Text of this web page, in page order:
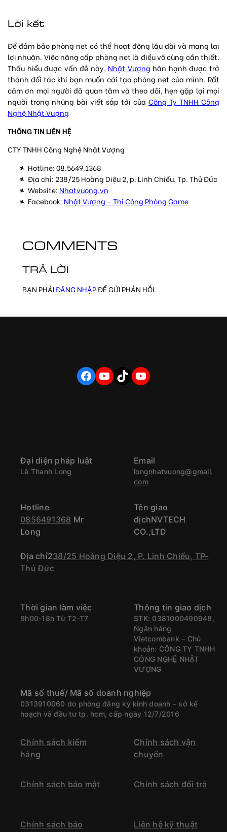
Lời kết
Để đảm bảo phòng net có thể hoạt động lâu dài và mang lại
lợi nhuận. Việc nâng cấp phòng net là điều vô cùng cần thiết.
Thấu hiểu được vấn đề này, Nhật Vượng hân hạnh được trở
thành đối tác khi bạn muốn cải tạo phòng net của mình. Rất
cảm ơn mọi người đã quan tâm và theo dõi, hẹn gặp lại mọi
người trong những bài viết sắp tới của Công Ty TNHH Công
Nghệ Nhật Vượng
THÔNG TIN LIÊN HỆ
CTY TNHH Công Nghệ Nhật Vượng
Hotline: 08.5649.1368
Địa chỉ: 238/25 Hoàng Diệu 2, p. Linh Chiểu, Tp. Thủ Đức
Website: Nhatvuong.vn
Facebook: Nhật Vượng – Thi Công Phòng Game
COMMENTS
TRẢ LỜI
BẠN PHẢIĐĂNG NHẬPĐỂ GỬI PHẢN HỒI.
FACEBOOK YOUTUBE TIKTOK YOUTUBE
Đại diện pháp luật
Lê Thanh Long
Email
longnhatvuong@gmail.
com
Hotline
0856491368 Mr
Long
Tên giao
dịchNVTECH
CO.,LTD
Địa chỉ238/25 Hoàng Diệu 2, P. Linh Chiểu, TP-
Thủ Đức
Thời gian làm việc
9h00-18h Từ T2-T7
Thông tin giao dịch
STK: 0381000490948,
Ngân hàng
Vietcombank – Chủ
khoản: CÔNG TY TNHH
CÔNG NGHỆ NHẬT
VƯỢNG
Mã số thuế/ Mã số doanh nghiệp
0313910060 do phòng đăng ký kinh doanh – sở kế
hoạch và đầu tư tp. hcm, cấp ngày 12/7/2016
Chính sách kiểm
hàng
Chính sách vận
chuyển
Chính sách bảo mật Chính sách đổi trả
Chính sách bảo
Liên hệ kỹ thuật